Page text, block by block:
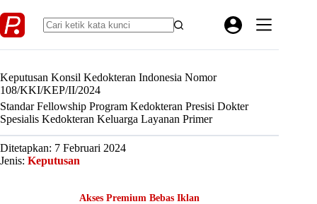
to
content
Keputusan Konsil Kedokteran Indonesia Nomor
108/KKI/KEP/II/2024
Standar Fellowship Program Kedokteran Presisi Dokter
Spesialis Kedokteran Keluarga Layanan Primer
Ditetapkan: 7 Februari 2024
Jenis: Keputusan
Akses Premium Bebas Iklan